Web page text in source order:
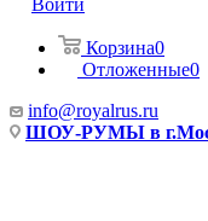
Войти
Корзина0
Отложенные0
info@royalrus.ru
ШОУ-РУМЫ в